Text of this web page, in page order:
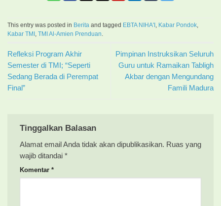
This entry was posted in Berita and tagged EBTA NIHA'I Kabar Pondok
Kabar TMI
TMI Al-Amien Prenduan
Refleksi Program Akhir
Semester di TMI; “Seperti
Sedang Berada di Perempat
Final”
Pimpinan Instruksikan Seluruh
Guru untuk Ramaikan Tabligh
Akbar dengan Mengundang
Famili Madura
Tinggalkan Balasan
Alamat email Anda tidak akan dipublikasikan. Ruas yang
wajib ditandai *
Komentar *